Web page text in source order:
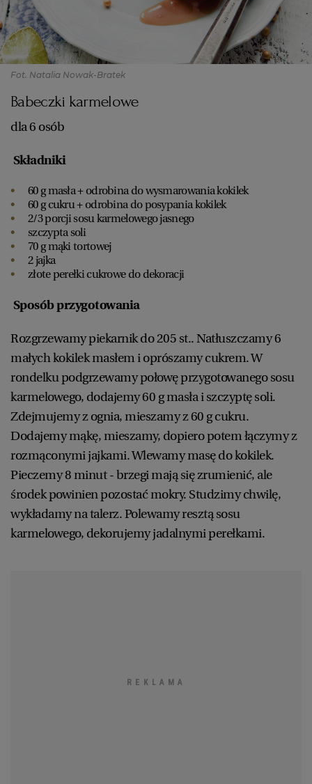
Fot. Natalia Nowak-Bratek
Babeczki karmelowe
dla 6 osób
Składniki
60 g masła + odrobina do wysmarowania kokilek
60 g cukru + odrobina do posypania kokilek
2/3 porcji sosu karmelowego jasnego
szczypta soli
70 g mąki tortowej
2 jajka
złote perełki cukrowe do dekoracji
Sposób przygotowania
Rozgrzewamy piekarnik do 205 st.. Natłuszczamy 6
małych kokilek masłem i oprószamy cukrem. W
rondelku podgrzewamy połowę przygotowanego sosu
karmelowego, dodajemy 60 g masła i szczyptę soli.
Zdejmujemy z ognia, mieszamy z 60 g cukru.
Dodajemy mąkę, mieszamy, dopiero potem łączymy z
rozmąconymi jajkami. Wlewamy masę do kokilek.
Pieczemy 8 minut - brzegi mają się zrumienić, ale
środek powinien pozostać mokry. Studzimy chwilę,
wykładamy na talerz. Polewamy resztą sosu
karmelowego, dekorujemy jadalnymi perełkami.